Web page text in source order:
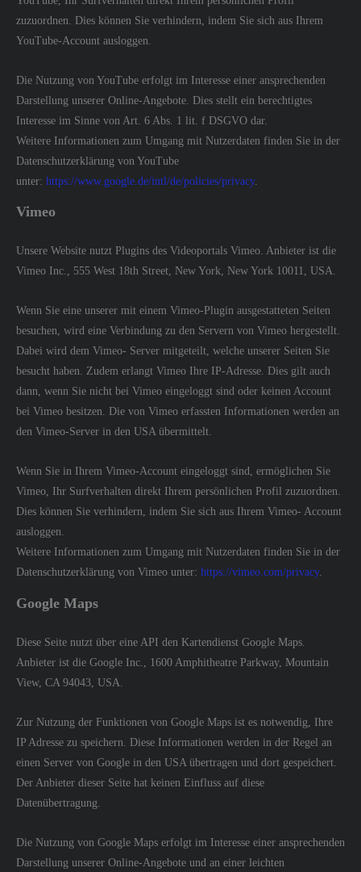
zuzuordnen. Dies können Sie verhindern, indem Sie sich aus Ihrem
YouTube-Account ausloggen.
Die Nutzung von YouTube erfolgt im Interesse einer ansprechenden
Darstellung unserer Online-Angebote. Dies stellt ein berechtigtes
Interesse im Sinne von Art. 6 Abs. 1 lit. f DSGVO dar.
Weitere Informationen zum Umgang mit Nutzerdaten finden Sie in der
Datenschutzerklärung von YouTube
unter: https://www.google.de/intl/de/policies/privacy.
Vimeo
Unsere Website nutzt Plugins des Videoportals Vimeo. Anbieter ist die
Vimeo Inc., 555 West 18th Street, New York, New York 10011, USA.
Wenn Sie eine unserer mit einem Vimeo-Plugin ausgestatteten Seiten
besuchen, wird eine Verbindung zu den Servern von Vimeo hergestellt.
Dabei wird dem Vimeo- Server mitgeteilt, welche unserer Seiten Sie
besucht haben. Zudem erlangt Vimeo Ihre IP-Adresse. Dies gilt auch
dann, wenn Sie nicht bei Vimeo eingeloggt sind oder keinen Account
bei Vimeo besitzen. Die von Vimeo erfassten Informationen werden an
den Vimeo-Server in den USA übermittelt.
Wenn Sie in Ihrem Vimeo-Account eingeloggt sind, ermöglichen Sie
Vimeo, Ihr Surfverhalten direkt Ihrem persönlichen Profil zuzuordnen.
Dies können Sie verhindern, indem Sie sich aus Ihrem Vimeo- Account
ausloggen.
Weitere Informationen zum Umgang mit Nutzerdaten finden Sie in der
Datenschutzerklärung von Vimeo unter: https://vimeo.com/privacy.
Google Maps
Diese Seite nutzt über eine API den Kartendienst Google Maps.
Anbieter ist die Google Inc., 1600 Amphitheatre Parkway, Mountain
View, CA 94043, USA.
Zur Nutzung der Funktionen von Google Maps ist es notwendig, Ihre
IP Adresse zu speichern. Diese Informationen werden in der Regel an
einen Server von Google in den USA übertragen und dort gespeichert.
Der Anbieter dieser Seite hat keinen Einfluss auf diese
Datenübertragung.
Die Nutzung von Google Maps erfolgt im Interesse einer ansprechenden
Darstellung unserer Online-Angebote und an einer leichten